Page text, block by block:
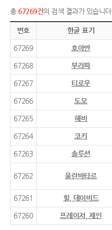
총 67269건의 검색 결과가 있습니다.
번호 한글 표기
67269 호아반
67268 부라파
67267 티로우
67266 도모
67265 헤비
67264 코키
67263 솔루션
67262 울란바타르
67261 힐, 데이비드
67260 프레이저, 제인